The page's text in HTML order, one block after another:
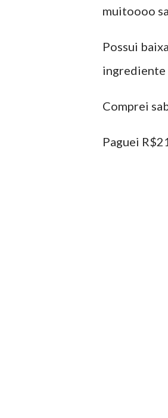
muitoooo
Possui
ingrediente
Comprei
Paguei